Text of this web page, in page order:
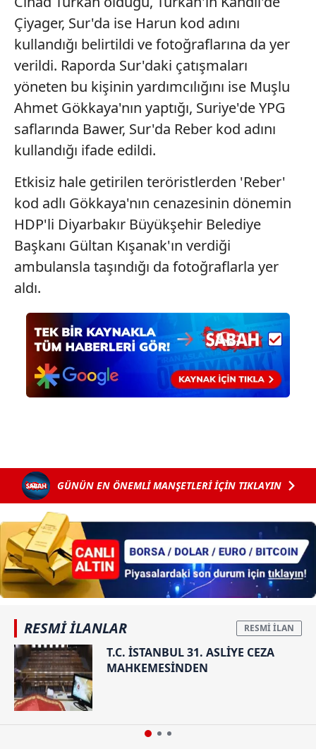
Çerezlere ilişkin tercihlerinizi aşağıda yer alan panel
vasıtasıyla belirleyebilirsiniz. Çerezlere ilişkin detaylı bilgi
için Ayarlar butonuna tıklayabilir,Çerez Bilgilendirme
Metnimiziziyaret edebilirsiniz.
6698 sayılı Kişisel Verilerin Korunması Kanunu uyarınca
hazırlanmış Aydınlatma Metnimizi okumak ve sitemizde
ilgili mevzuata uygun olarak kullanılan çerezlerle ilgili bilgi
almak için lütfentıklayınız.
Çiyager, Sur'da ise Harun kod adını
kullandığı belirtildi ve fotoğraflarına da yer
verildi. Raporda Sur'daki çatışmaları
yöneten bu kişinin yardımcılığını ise Muşlu
Ahmet Gökkaya'nın yaptığı, Suriye'de YPG
saflarında Bawer, Sur'da Reber kod adını
kullandığı ifade edildi.
Etkisiz hale getirilen teröristlerden 'Reber'
kod adlı Gökkaya'nın cenazesinin dönemin
HDP'li Diyarbakır Büyükşehir Belediye
Başkanı Gültan Kışanak'ın verdiği
ambulansla taşındığı da fotoğraflarla yer
aldı.
GÜNÜN EN ÖNEMLİ MANŞETLERİ İÇİN TIKLAYIN
RESMİ İLANLAR
T.C. İSTANBUL 31. ASLİYE CEZA
MAHKEMESİNDEN